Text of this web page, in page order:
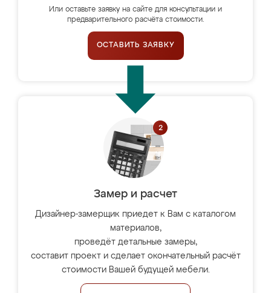
Или оставьте заявку на сайте для консультации и
предварительного расчёта стоимости.
ОСТАВИТЬ ЗАЯВКУ
Замер и расчет
Дизайнер-замерщик приедет к Вам с каталогом
материалов,
проведёт детальные замеры,
составит проект и сделает окончательный расчёт
стоимости Вашей будущей мебели.